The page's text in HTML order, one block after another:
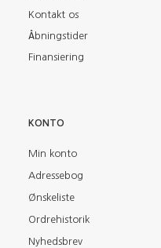
Kontakt os
Åbningstider
Finansiering
KONTO
Min konto
Adressebog
Ønskeliste
Ordrehistorik
Nyhedsbrev